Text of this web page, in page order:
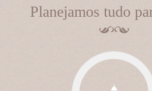
Planejamos tudo